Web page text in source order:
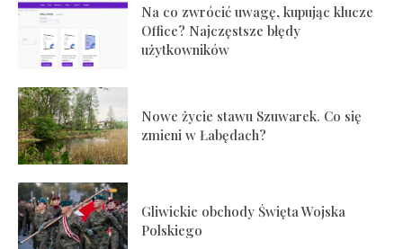
Na co zwrócić uwagę, kupując klucze
Office? Najczęstsze błędy
użytkowników
Nowe życie stawu Szuwarek. Co się
zmieni w Łabędach?
Gliwickie obchody Święta Wojska
Polskiego